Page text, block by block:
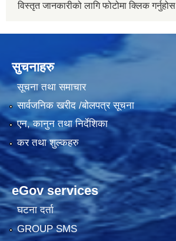
विस्तृत जानकारीको लागि फोटोमा क्लिक गर्नुहोस
सुचनाहरु
सूचना तथा समाचार
सार्वजनिक खरीद /बोलपत्र सूचना
एन, कानुन तथा निर्देशिका
कर तथा शुल्कहरु
eGov services
घटना दर्ता
GROUP SMS